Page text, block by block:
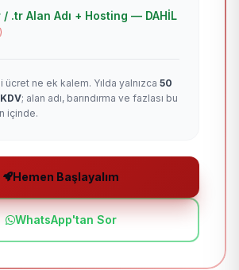
/ .tr Alan Adı + Hosting — DAHİL
ücret ne ek kalem. Yılda yalnızca 50
; alan adı, barındırma ve fazlası bu
içinde.
Hemen Başlayalım
WhatsApp'tan Sor